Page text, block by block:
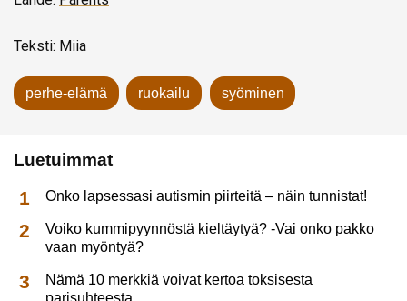
Teksti: Miia
perhe-elämä ruokailu syöminen
Luetuimmat
Onko lapsessasi autismin piirteitä – näin tunnistat!
Voiko kummipyynnöstä kieltäytyä? -Vai onko pakko
vaan myöntyä?
Nämä 10 merkkiä voivat kertoa toksisesta
parisuhteesta